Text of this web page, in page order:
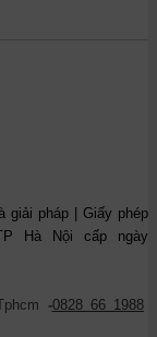
giải pháp | Giấy phép
Hà Nội cấp ngày
-0828 66 1988